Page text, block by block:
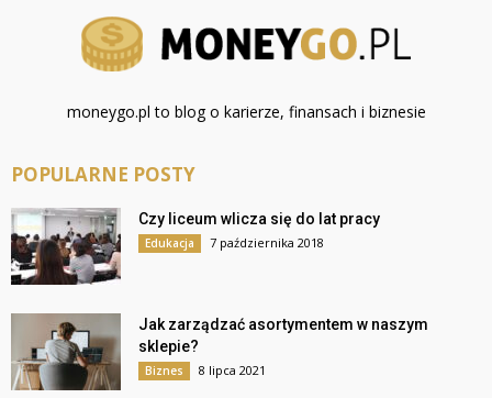
moneygo.pl to blog o karierze, finansach i biznesie
POPULARNE POSTY
Czy liceum wlicza się do lat pracy
Edukacja 7 października 2018
Jak zarządzać asortymentem w naszym
sklepie?
Biznes 8 lipca 2021